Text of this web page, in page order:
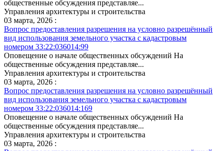
общественные обсуждения представляе...
Управления архитектуры и строительства
03 марта, 2026 :
Вопрос предоставления разрешения на условно разрешённый
вид использования земельного участка с кадастровым
номером 33:22:036014:99
Оповещение о начале общественных обсуждений На
общественные обсуждения представляе...
Управления архитектуры и строительства
03 марта, 2026 :
Вопрос предоставления разрешения на условно разрешённый
вид использования земельного участка с кадастровым
номером 33:22:036014:169
Оповещение о начале общественных обсуждений На
общественные обсуждения представляе...
Управления архитектуры и строительства
03 марта, 2026 :